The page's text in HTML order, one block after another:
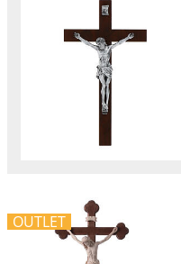
OUTLET